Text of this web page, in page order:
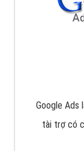
Google Ads
tài trợ có